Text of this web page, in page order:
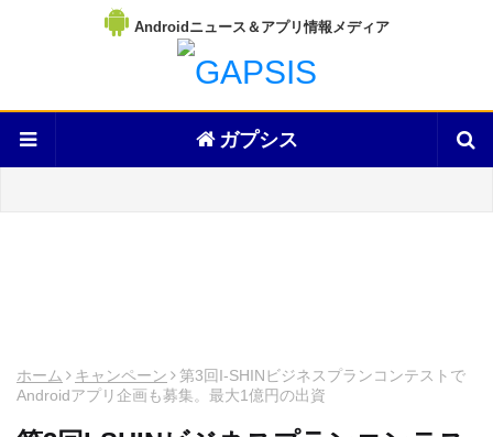
Androidニュース＆アプリ情報メディア
ガプシス
ホーム キャンペーン
第3回I-SHINビジネスプランコンテストで
Androidアプリ企画も募集。最大1億円の出資